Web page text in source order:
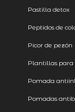
Pastilla detox
Peptidos de
Picor de pezón
Plantillas para
Pomada
Pomadas